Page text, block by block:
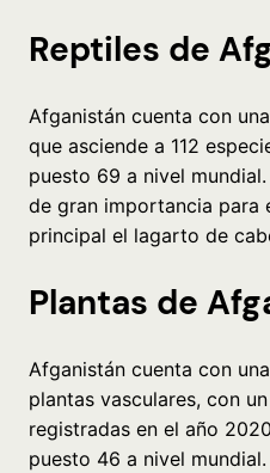
Reptiles de
Afganistán cuenta con
que asciende a 112
puesto 69 a nivel
de gran importancia para
principal el lagarto de
Plantas de
Afganistán cuenta con
plantas vasculares, con
registradas en el año
puesto 46 a nivel